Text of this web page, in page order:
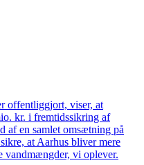
offentliggjort, viser, at
kr. i fremtidssikring af
af en samlet omsætning på
at Aarhus bliver mere
vandmængder, vi oplever.